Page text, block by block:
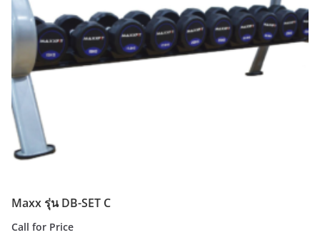
Maxx รุ่น DB-SET C
Call for Price